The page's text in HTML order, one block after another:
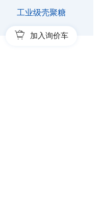
工业级壳聚糖
加入询价车